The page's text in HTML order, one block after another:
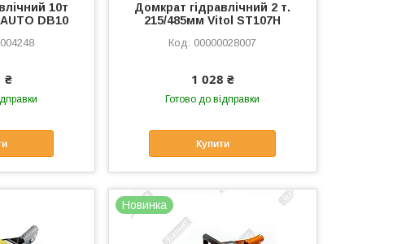
10т
DB10
₴
Домкрат гідравлічний 2 т.
215/485мм Vitol ST107H
00000028007
1 028 ₴
Готово до відправки
Купити
Новинка